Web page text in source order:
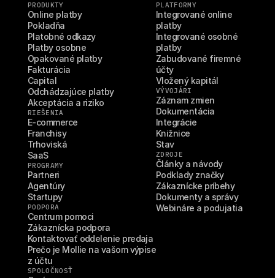
PRODUKTY
Online platby
Pokladňa
Platobné odkazy
Platby osobne
Opakované platby
Fakturácia
Capital
Odchádzajúce platby
Akceptácia a riziko
RIEŠENIA
E-commerce
Franchisy
Trhoviská
SaaS
PROGRAMY
Partneri
Agentúry
Startupy
PODPORA
Centrum pomoci
Zákaznícka podpora
Kontaktovať oddelenie predaja
Prečo je Mollie na vašom výpise
z účtu
SPOLOČNOSŤ
PLATFORMY
Integrované online
platby
Integrované osobné
platby
Zabudované firemné
účty
Vložený kapitál
VÝVOJÁRI
Záznam zmien
Dokumentácia
Integrácie
Knižnice
Stav
ZDROJE
Články a návody
Podklady značky
Zákaznícke príbehy
Dokumenty a správy
Webináre a podujatia